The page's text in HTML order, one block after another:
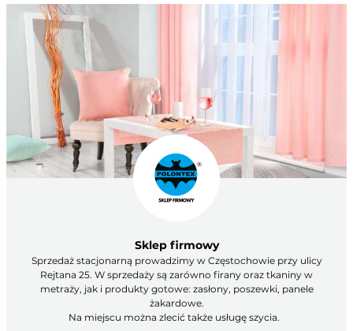
Sklep firmowy
Sprzedaż stacjonarną prowadzimy w Częstochowie przy ulicy
Rejtana 25. W sprzedaży są zarówno firany oraz tkaniny w
metraży, jak i produkty gotowe: zasłony, poszewki, panele
żakardowe.
Na miejscu można zlecić także usługę szycia.